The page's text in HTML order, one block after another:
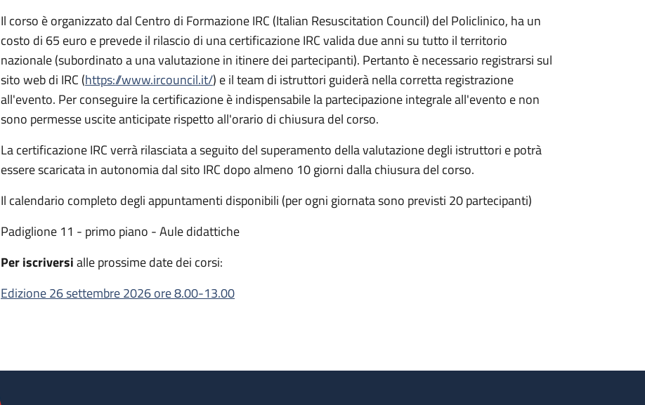
Il corso è organizzato dal Centro di Formazione IRC (Italian Resuscitation Council) del Policlinico, ha un
costo di 65 euro e prevede il rilascio di una certificazione IRC valida due anni su tutto il territorio
nazionale (subordinato a una valutazione in itinere dei partecipanti). Pertanto è necessario registrarsi sul
sito web di IRC (https://www.ircouncil.it/) e il team di istruttori guiderà nella corretta registrazione
all'evento. Per conseguire la certificazione è indispensabile la partecipazione integrale all'evento e non
sono permesse uscite anticipate rispetto all'orario di chiusura del corso.
La certificazione IRC verrà rilasciata a seguito del superamento della valutazione degli istruttori e potrà
essere scaricata in autonomia dal sito IRC dopo almeno 10 giorni dalla chiusura del corso.
Il calendario completo degli appuntamenti disponibili (per ogni giornata sono previsti 20 partecipanti)
Padiglione 11 - primo piano - Aule didattiche
Per iscriversialle prossime date dei corsi:
Edizione 26 settembre 2026 ore 8.00-13.00